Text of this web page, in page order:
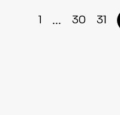
1 ... 30 31